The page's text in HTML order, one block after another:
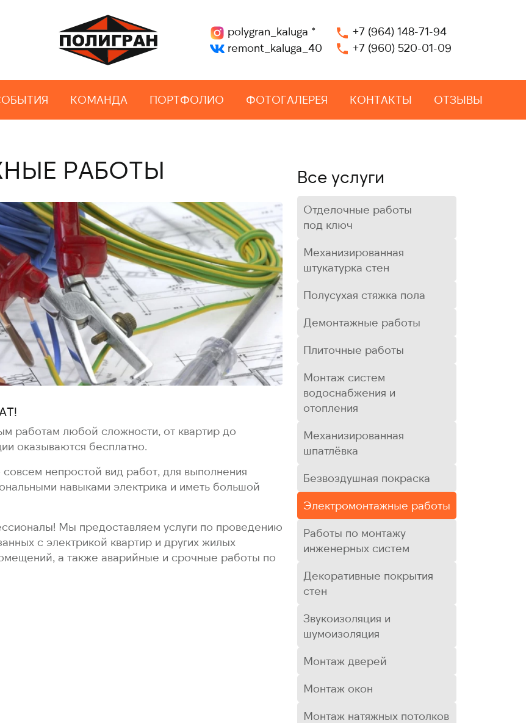
polygran_kaluga *
remont_kaluga_40
+7 (964) 148-71-94
+7 (960) 520-01-09
КОМАНДА ПОРТФОЛИО ФОТОГАЛЕРЕЯ КОНТАКТЫ ОТЗЫВЫ
РАБОТЫ
работам любой сложности, от квартир до
оказываются бесплатно.
непростой вид работ, для выполнения
навыками электрика и иметь большой
Мы предоставляем услуги по проведению
с электрикой квартир и других жилых
а также аварийные и срочные работы по
Все услуги
Отделочные работы
под ключ
Механизированная
штукатурка стен
Полусухая стяжка пола
Демонтажные работы
Плиточные работы
Монтаж систем
водоснабжения и
отопления
Механизированная
шпатлёвка
Безвоздушная покраска
Электромонтажные работы
Работы по монтажу
инженерных систем
Декоративные покрытия
стен
Звукоизоляция и
шумоизоляция
Монтаж дверей
Монтаж окон
Монтаж натяжных потолков